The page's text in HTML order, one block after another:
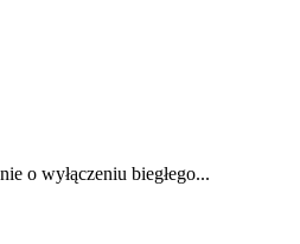
o wyłączeniu biegłego...